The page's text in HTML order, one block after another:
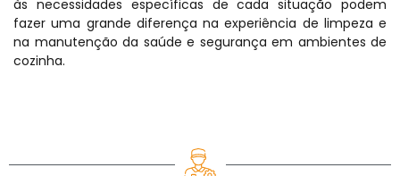
às necessidades específicas de cada situação podem
fazer uma grande diferença na experiência de limpeza e
na manutenção da saúde e segurança em ambientes de
cozinha.